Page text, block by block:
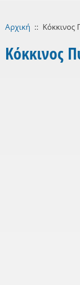
Αρχική :: Κόκκινος
Κόκκινος